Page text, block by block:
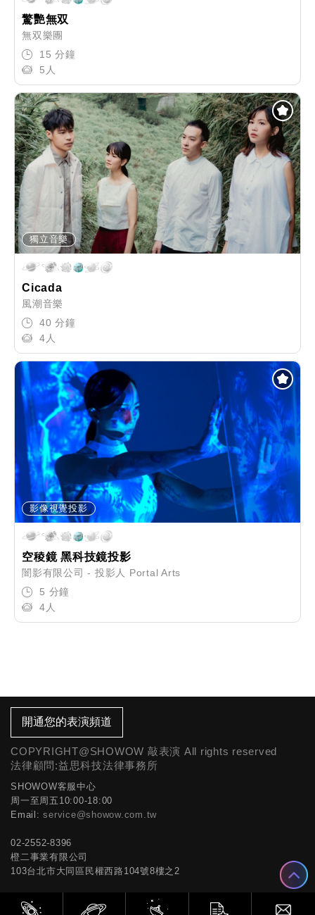
驚艷無双
無双樂團
15 分鐘
5人
獨立音樂
Cicada
風潮音樂
40 分鐘
4人
影像視覺投影
空稜鏡 黑科技鏡投影
闇影有限公司 - 投影人 Portal Arts
5 分鐘
4人
開通您的表演頻道
COPYRIGHT@SHOWOW 敲表演 All rights reserved
法律顧問:益思科技法律事務所
SHOWOW客服中心
周一至周五10:00-18:00
Email:service@showow.com.tw
02-2552-8396
橙二事業有限公司
103台北市大同區民權西路104號8樓之2